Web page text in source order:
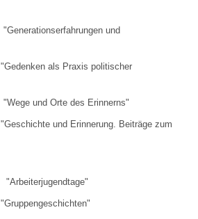
"Generationserfahrungen und
"Gedenken als Praxis politischer
"Wege und Orte des Erinnerns"
"Geschichte und Erinnerung. Beiträge zum
"Arbeiterjugendtage"
"Gruppengeschichten"